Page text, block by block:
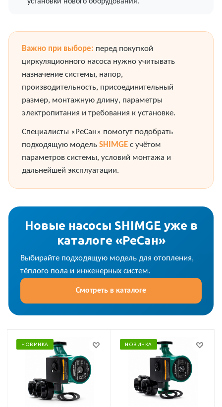
Важно при выборе: перед покупкой
циркуляционного насоса нужно учитывать
назначение системы, напор,
производительность, присоединительный
размер, монтажную длину, параметры
электропитания и требования к установке.
Специалисты «РеСан» помогут подобрать
подходящую модель SHIMGE с учётом
параметров системы, условий монтажа и
дальнейшей эксплуатации.
Новые насосы SHIMGE уже в
каталоге «РеСан»
Выбирайте подходящую модель для отопления,
тёплого пола и инженерных систем.
Смотреть в каталоге
НОВИНКА НОВИНКА